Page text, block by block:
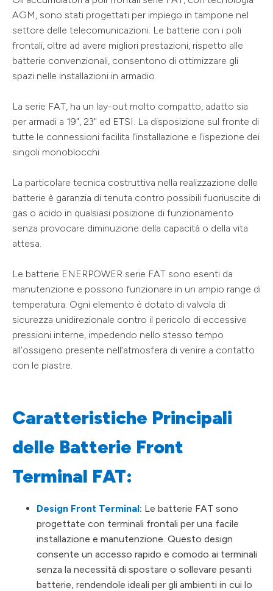
AGM, sono stati progettati per impiego in tampone nel
settore delle telecomunicazioni. Le batterie con i poli
frontali, oltre ad avere migliori prestazioni, rispetto alle
batterie convenzionali, consentono di ottimizzare gli
spazi nelle installazioni in armadio.
La serie FAT, ha un lay-out molto compatto, adatto sia
per armadi a 19", 23" ed ETSI. La disposizione sul fronte di
tutte le connessioni facilita l’installazione e l’ispezione dei
singoli monoblocchi.
La particolare tecnica costruttiva nella realizzazione delle
batterie è garanzia di tenuta contro possibili fuoriuscite di
gas o acido in qualsiasi posizione di funzionamento
senza provocare diminuzione della capacità o della vita
attesa.
Le batterie ENERPOWER serie FAT sono esenti da
manutenzione e possono funzionare in un ampio range di
temperatura. Ogni elemento è dotato di valvola di
sicurezza unidirezionale contro il pericolo di eccessive
pressioni interne, impedendo nello stesso tempo
all’ossigeno presente nell’atmosfera di venire a contatto
con le piastre.
Caratteristiche Principali
delle Batterie Front
Terminal FAT:
Design Front Terminal: Le batterie FAT sono
progettate con terminali frontali per una facile
installazione e manutenzione. Questo design
consente un accesso rapido e comodo ai terminali
senza la necessità di spostare o sollevare pesanti
batterie, rendendole ideali per gli ambienti in cui lo